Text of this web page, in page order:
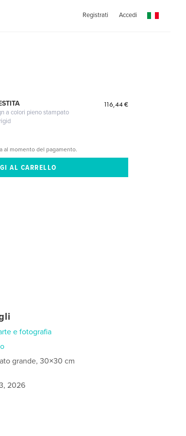
Registrati Accedi
a colori pieno stampato
116,44 €
al momento del pagamento.
e fotografia
grande, 30×30 cm
2026